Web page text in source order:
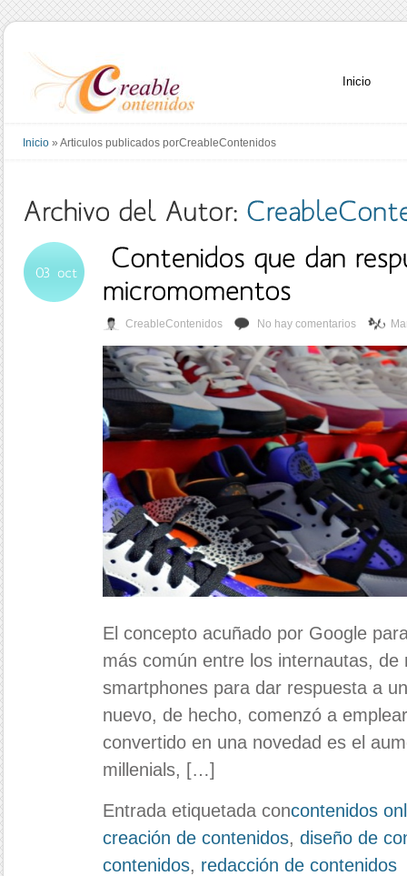
Inicio
Inicio » Articulos publicados porCreableContenidos
CreableContenidos No hay comentarios
El concepto acuñado por Google
más común entre los internautas, de
smartphones para dar respuesta a
nuevo, de hecho, comenzó a
convertido en una novedad es el
millenials, […]
Entrada etiquetada concontenidos
creación de contenidos, diseño de
contenidos, redacción de contenidos